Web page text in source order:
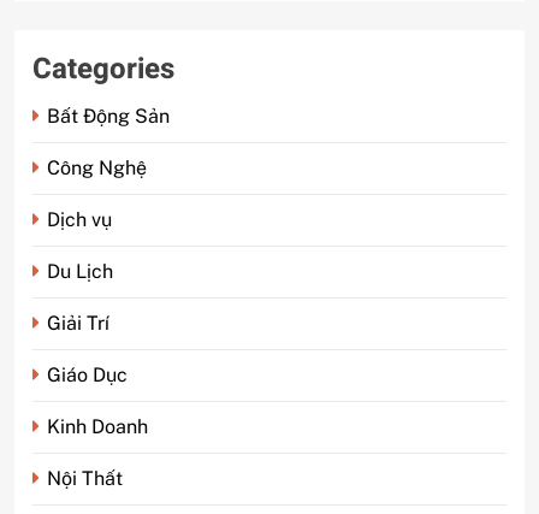
Categories
Bất Động Sản
Công Nghệ
Dịch vụ
Du Lịch
Giải Trí
Giáo Dục
Kinh Doanh
Nội Thất